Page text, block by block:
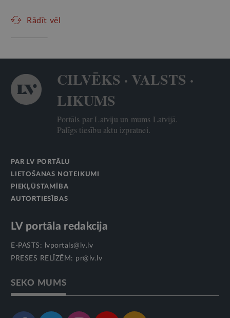
Rādīt vēl
CILVĒKS · VALSTS ·
LIKUMS
Portāls par Latviju un mums Latvijā.
Palīgs tiesību aktu izpratnei.
PAR LV PORTĀLU
LIETOŠANAS NOTEIKUMI
PIEKĻŪSTAMĪBA
AUTORTIESĪBAS
LV portāla redakcija
E-PASTS:
lvportals@lv.lv
PRESES RELĪZĒM: pr@lv.lv
SEKO MUMS